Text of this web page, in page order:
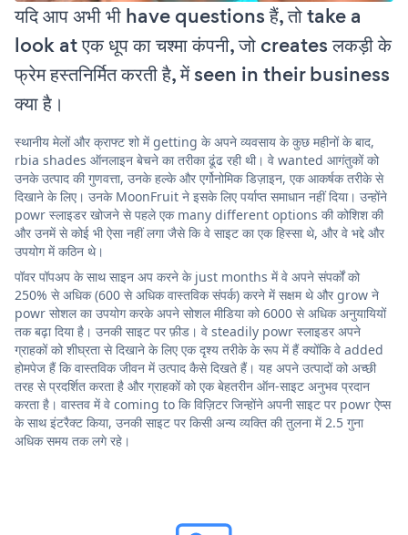
यदि आप अभी भी have questions हैं, तो take a
look at एक धूप का चश्मा कंपनी, जो creates लकड़ी के
फ्रेम हस्तनिर्मित करती है, में seen in their business
क्या है।
स्थानीय मेलों और क्राफ्ट शो में getting के अपने व्यवसाय के कुछ महीनों के बाद,
rbia shades ऑनलाइन बेचने का तरीका ढूंढ रही थी। वे wanted आगंतुकों को
उनके उत्पाद की गुणवत्ता, उनके हल्के और एर्गोनोमिक डिज़ाइन, एक आकर्षक तरीके से
दिखाने के लिए। उनके MoonFruit ने इसके लिए पर्याप्त समाधान नहीं दिया। उन्होंने
powr स्लाइडर खोजने से पहले एक many different options की कोशिश की
और उनमें से कोई भी ऐसा नहीं लगा जैसे कि वे साइट का एक हिस्सा थे, और वे भद्दे और
उपयोग में कठिन थे।
पॉवर पॉपअप के साथ साइन अप करने के just months में वे अपने संपर्कों को
250% से अधिक (600 से अधिक वास्तविक संपर्क) करने में सक्षम थे और grow ने
powr सोशल का उपयोग करके अपने सोशल मीडिया को 6000 से अधिक अनुयायियों
तक बढ़ा दिया है। उनकी साइट पर फ़ीड। वे steadily powr स्लाइडर अपने
ग्राहकों को शीघ्रता से दिखाने के लिए एक दृश्य तरीके के रूप में हैं क्योंकि वे added
होमपेज हैं कि वास्तविक जीवन में उत्पाद कैसे दिखते हैं। यह अपने उत्पादों को अच्छी
तरह से प्रदर्शित करता है और ग्राहकों को एक बेहतरीन ऑन-साइट अनुभव प्रदान
करता है। वास्तव में वे coming to कि विज़िटर जिन्होंने अपनी साइट पर powr ऐप्स
के साथ इंटरैक्ट किया, उनकी साइट पर किसी अन्य व्यक्ति की तुलना में 2.5 गुना
अधिक समय तक लगे रहे।